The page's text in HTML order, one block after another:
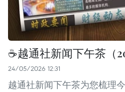
☕️越通社新闻下午茶（
24/05/2026 12:31
越通社新闻下午茶为您梳理